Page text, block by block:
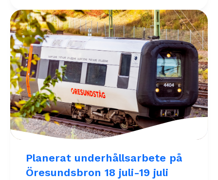
Planerat underhållsarbete på
Öresundsbron 18 juli-19 juli